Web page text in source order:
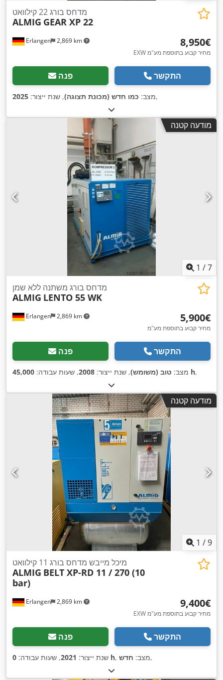
Erlangen 2,869 km
מדחס בורג 22 קילוואט
ALMIG GEAR XP 22
‏8,950 ‏€
EXW מחיר קבוע בתוספת מע"מ
פנה התקשר
מצב: כמו חדש (מכונת תצוגה), שנת ייצור: 2025 ,
מודעה קטנה
1 /7
Erlangen 2,869 km
מדחס בורג משתנה ללא שמן
ALMIG LENTO 55 WK
‏5,900 ‏€
מחיר קבוע בתוספת מע"מ
פנה התקשר
מצב: טוב (משומש), שנת ייצור: 2008, שעות עבודה: 45,000 h,
מודעה קטנה
1 /9
Erlangen 2,869 km
מיכל מייבש מדחס בורג 11 קילוואט
ALMIG BELT XP-RD 11 / 270 (10
bar)
‏9,400 ‏€
EXW מחיר קבוע בתוספת מע"מ
פנה התקשר
שנת ייצור: 2021, שעות עבודה: 0 h , מצב: חדש ,